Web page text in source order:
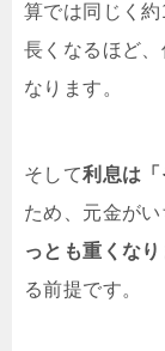
算では同じく
長くなるほど
なります。
そして利息は
ため、元金が
っとも重くなり
る前提です。